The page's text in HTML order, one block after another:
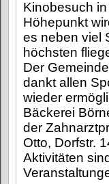
Kinobesuch
Höhepunkt
es neben viel
höchsten
Der
dankt allen
wieder
Bäckerei
der
Otto, Dorfstr.
Aktivitäten